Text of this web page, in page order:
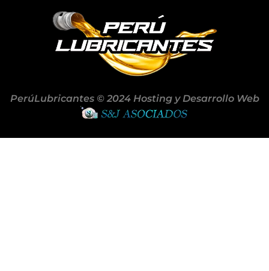
PerúLubricantes © 2024 Hosting y Desarrollo Web